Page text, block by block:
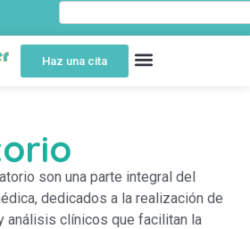
Haz una cita
son una parte integral del
dedicados a la realización de
análisis clínicos que facilitan la